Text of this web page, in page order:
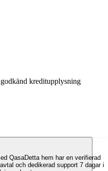
kreditupplysning
QasaDetta hem har en verifierad
och dedikerad support 7 dagar i